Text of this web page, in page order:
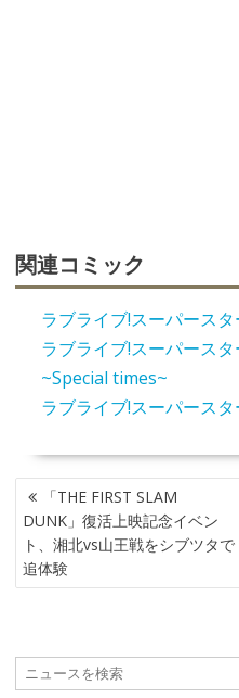
関連コミック
ラブライブ!スーパース
ラブライブ!スーパース
~Special times~
ラブライブ!スーパース
投
稿
ナ
ビ
ゲ
ョ
ン
「THE FIRST SLAM
DUNK」復活上映記念イベン
ト、湘北vs山王戦をシブツタで
追体験